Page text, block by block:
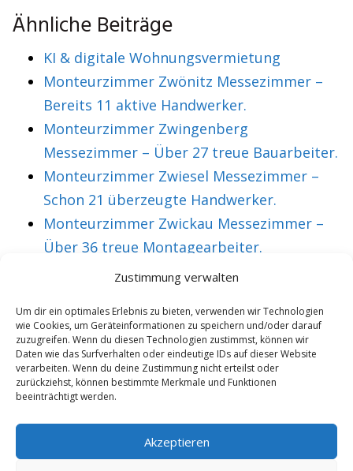
Zustimmung verwalten
Um dir ein optimales Erlebnis zu bieten, verwenden wir Technologien
wie Cookies, um Geräteinformationen zu speichern und/oder darauf
zuzugreifen. Wenn du diesen Technologien zustimmst, können wir
Daten wie das Surfverhalten oder eindeutige IDs auf dieser Website
verarbeiten. Wenn du deine Zustimmung nicht erteilst oder
zurückziehst, können bestimmte Merkmale und Funktionen
beeinträchtigt werden.
Akzeptieren
Ähnliche Beiträge
KI & digitale Wohnungsvermietung
Monteurzimmer Zwönitz Messezimmer –
Bereits 11 aktive Handwerker.
Monteurzimmer Zwingenberg
Messezimmer – Über 27 treue Bauarbeiter.
Monteurzimmer Zwiesel Messezimmer –
Schon 21 überzeugte Handwerker.
Monteurzimmer Zwickau Messezimmer –
Über 36 treue Montagearbeiter.
VORHERIGER ARTIKEL
Monteurzimmer
Rudolstadt
Messezimmer –
Mehr als 13
überzeugte
Montagearbeiter.
NÄCHSTER ARTIKEL
Monteurzimmer
Ruhla Messezimmer
– Schon 21 aktive